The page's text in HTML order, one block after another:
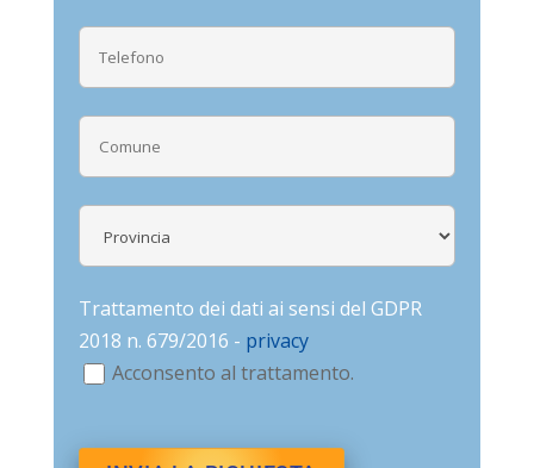
Trattamento dei dati ai sensi del GDPR
2018 n. 679/2016 - privacy
Acconsento al trattamento.